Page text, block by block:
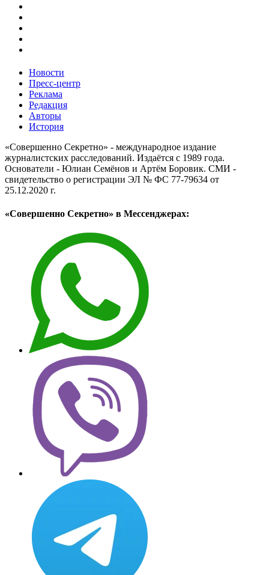
Новости
Пресс-центр
Реклама
Редакция
Авторы
История
«Совершенно Секретно» - международное издание
журналистских расследований. Издаётся с 1989 года.
Основатели - Юлиан Семёнов и Артём Боровик. CМИ -
свидетельство о регистрации ЭЛ № ФС 77-79634 от
25.12.2020 г.
«Совершенно Секретно» в Мессенджерах: